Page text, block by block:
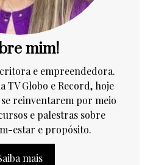
mim!
e empreendedora.
TV Globo e Record, hoje
reinventarem por meio
e palestras sobre
estar e propósito.
mais